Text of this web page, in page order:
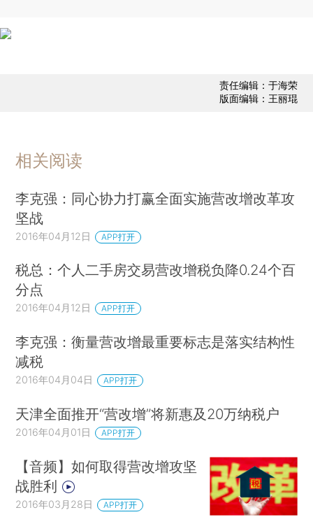
责任编辑：于海荣
版面编辑：王丽琨
相关阅读
李克强：同心协力打赢全面实施营改增改革攻
坚战
2016年04月12日 APP打开
税总：个人二手房交易营改增税负降0.24个百
分点
2016年04月12日 APP打开
李克强：衡量营改增最重要标志是落实结构性
减税
2016年04月04日 APP打开
天津全面推开“营改增”将新惠及20万纳税户
2016年04月01日 APP打开
【音频】如何取得营改增攻坚
战胜利
2016年03月28日 APP打开